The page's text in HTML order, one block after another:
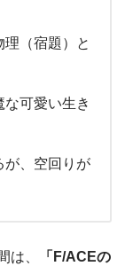
（宿題）と
な可愛い生き
が、空回りが
は、
「F/ACEの